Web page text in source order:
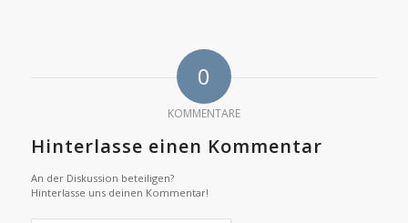
0
KOMMENTARE
Hinterlasse einen Kommentar
An der Diskussion beteiligen?
Hinterlasse uns deinen Kommentar!